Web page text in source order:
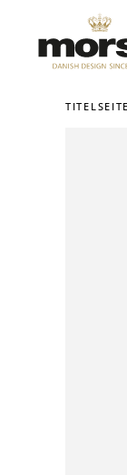
Skip to main
TITELSEITE